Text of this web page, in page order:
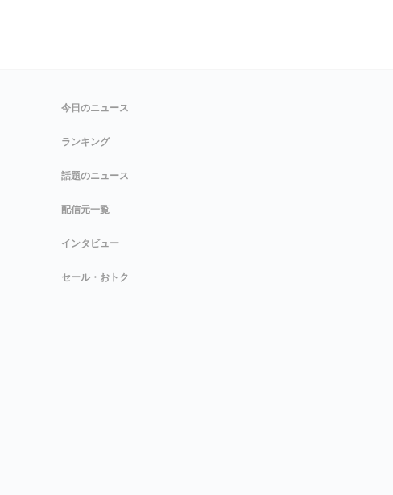
今日のニュース
ランキング
話題のニュース
配信元一覧
インタビュー
セール・おトク